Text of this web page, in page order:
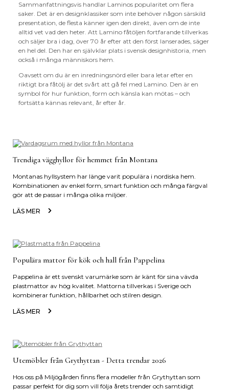
Sammanfattningsvis handlar Laminos popularitet om flera
saker. Det är en designklassiker som inte behöver någon särskild
presentation, de flesta känner igen den direkt, även om de inte
alltid vet vad den heter. Att Lamino fåtöljen fortfarande tillverkas
och säljer bra i dag, över 70 år efter att den först lanserades, säger
en hel del. Den har en självklar plats i svensk designhistoria, men
också i många människors hem.
Oavsett om du är en inredningsnörd eller bara letar efter en
riktigt bra fåtölj är det svårt att gå fel med Lamino. Den är en
symbol för hur funktion, form och känsla kan mötas – och
fortsätta kännas relevant, år efter år.
Trendiga vägghyllor för hemmet från Montana
Montanas hyllsystem har länge varit populära i nordiska hem.
Kombinationen av enkel form, smart funktion och många färgval
gör att de passar i många olika miljöer.
LÄS MER
Populära mattor för kök och hall från Pappelina
Pappelina är ett svenskt varumärke som är känt för sina vävda
plastmattor av hög kvalitet. Mattorna tillverkas i Sverige och
kombinerar funktion, hållbarhet och stilren design.
LÄS MER
Utemöbler från Grythyttan - Detta trendar 2026
Hos oss på Miljögården finns flera modeller från Grythyttan som
passar perfekt för dig som vill följa årets trender och samtidigt